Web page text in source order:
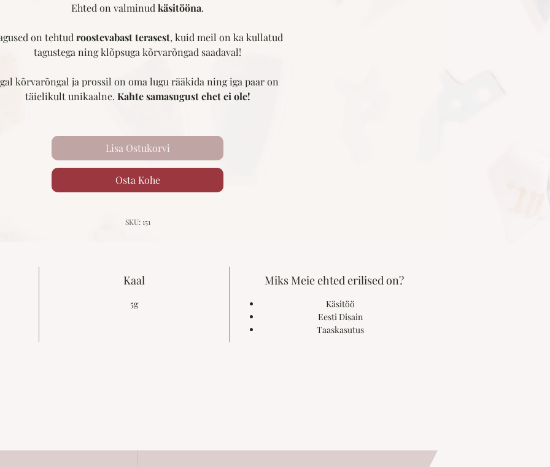
Ehted on valminud käsitööna.
on tehtud roostevabast terasest, kuid meil on ka kullatud
tagustega ning klõpsuga kõrvarõngad saadaval!
kõrvarõngal ja prossil on oma lugu rääkida ning iga paar on
täielikult unikaalne. Kahte samasugust ehet ei ole!
Lisa Ostukorvi
Osta Kohe
SKU: 151
Kaal
5g
Miks Meie ehted erilised on?
Käsitöö
Eesti Disain
Taaskasutus